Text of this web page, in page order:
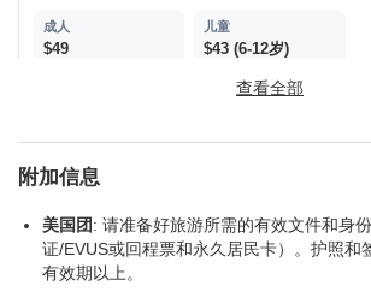
$49 $43 (6-12岁)
$49
洛克菲勒中心 (自费)
查看全部
附加信息
美国团: 请准备好旅游所需的有效文件和身
证/EVUS或回程票和永久居民卡）。护照和
有效期以上。